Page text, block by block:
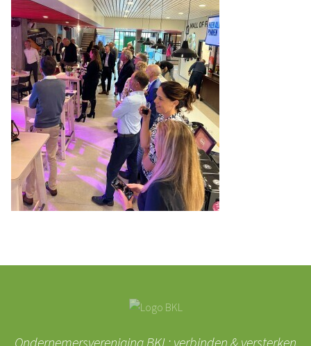
Ondernemersvereniging BKL: verbinden & versterken